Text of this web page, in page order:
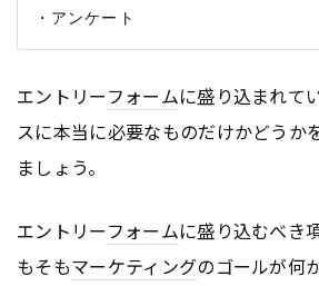
エントリーフォームに盛り込まれて
スに本当に必要なものだけかどうか
ましょう。
エントリーフォームに盛り込むべき
もそもマーケティングのゴールが何